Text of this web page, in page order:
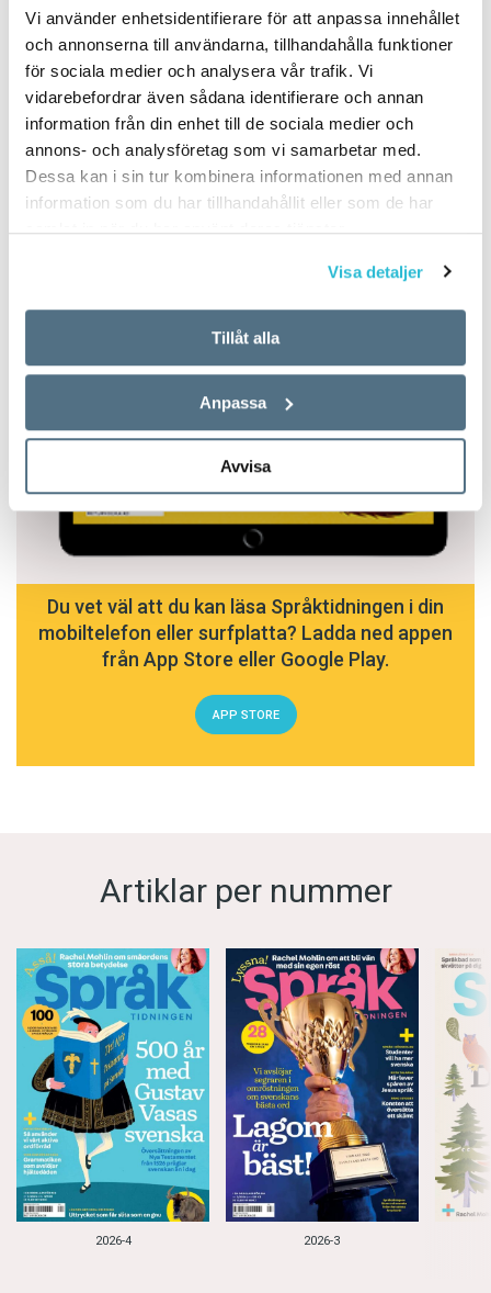
Vi använder enhetsidentifierare för att anpassa innehållet
och annonserna till användarna, tillhandahålla funktioner
för sociala medier och analysera vår trafik. Vi
vidarebefordrar även sådana identifierare och annan
information från din enhet till de sociala medier och
annons- och analysföretag som vi samarbetar med.
Dessa kan i sin tur kombinera informationen med annan
information som du har tillhandahållit eller som de har
samlat in när du har använt deras tjänster.
Visa detaljer
Tillåt alla
Anpassa
Avvisa
Du vet väl att du kan läsa Språktidningen i din
mobiltelefon eller surfplatta? Ladda ned appen
från App Store eller Google Play.
APP STORE
Artiklar per nummer
2026-4 2026-3